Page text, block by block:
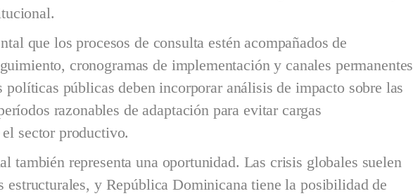
que los procesos de consulta estén acompañados de
cronogramas de implementación y canales permanentes
políticas públicas deben incorporar análisis de impacto sobre las
razonables de adaptación para evitar cargas
sector productivo.
también representa una oportunidad. Las crisis globales suelen
estructurales, y República Dominicana tiene la posibilidad de